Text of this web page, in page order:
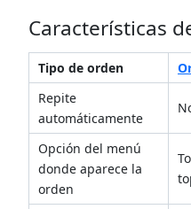
Características
Tipo de orden
Repite
automáticamente
Opción del menú
donde aparece la
orden